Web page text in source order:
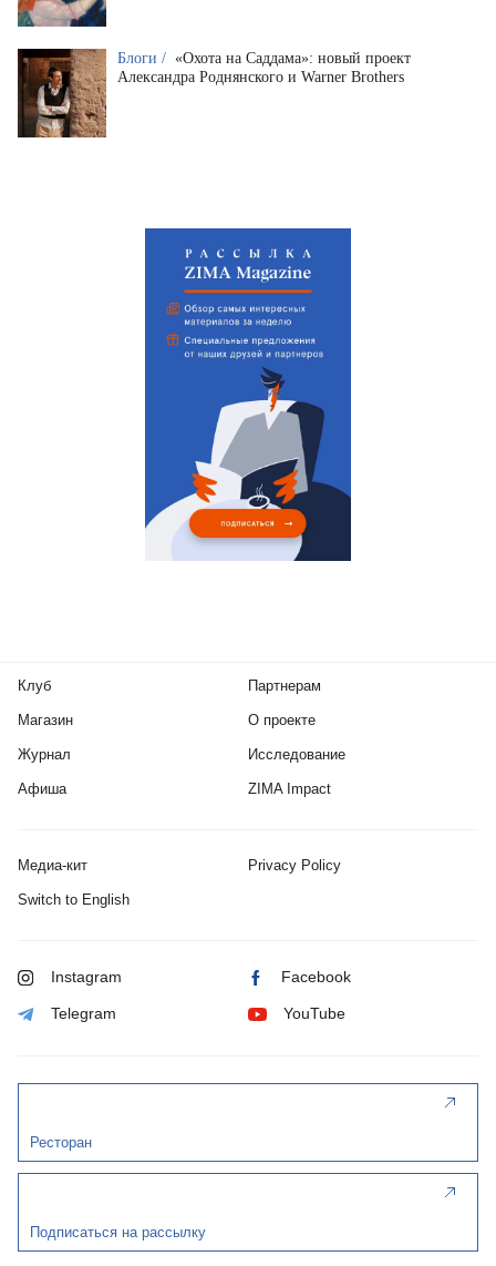
Блоги / «Охота на Саддама»: новый проект
Александра Роднянского и Warner Brothers
Клуб
Магазин
Журнал
Афиша
Партнерам
О проекте
Исследование
ZIMA Impact
Медиа-кит Privacy Policy
Switch to English
Instagram Facebook
Telegram YouTube
Ресторан
Подписаться на рассылку